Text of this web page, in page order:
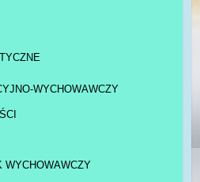
WYCHOWAWCZY
WYCHOWAWCZY